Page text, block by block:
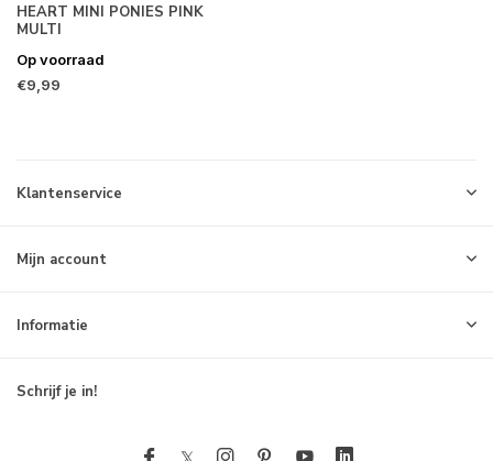
HEART MINI PONIES PINK
MULTI
Op voorraad
€9,99
Klantenservice
Mijn account
Informatie
Schrijf je in!